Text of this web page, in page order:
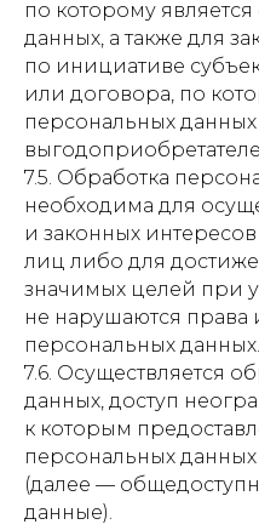
по которому
данных, а также для
по инициативе
или договора, по
персональных данных
7.5. Обработка
необходима для
и законных
лиц либо для
значимых целей при
не нарушаются права
персональных данных.
7.6. Осуществляется
данных, доступ
к которым
персональных
(далее —
данные).